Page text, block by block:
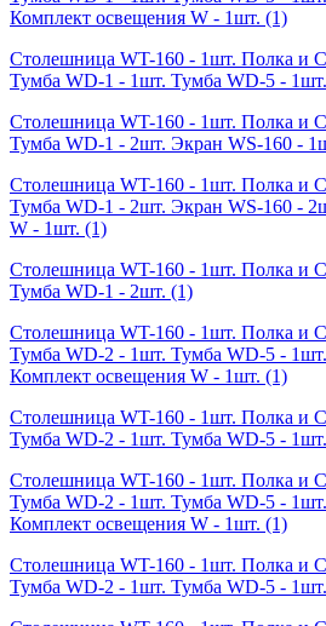
Комплект освещения W - 1шт. (1)
Столешница WT-160 - 1шт. Полка и
Тумба WD-1 - 1шт. Тумба WD-5 - 1шт.
Столешница WT-160 - 1шт. Полка и
Тумба WD-1 - 2шт. Экран WS-160 -
Столешница WT-160 - 1шт. Полка и
Тумба WD-1 - 2шт. Экран WS-160 -
W - 1шт. (1)
Столешница WT-160 - 1шт. Полка и
Тумба WD-1 - 2шт. (1)
Столешница WT-160 - 1шт. Полка и
Тумба WD-2 - 1шт. Тумба WD-5 -
Комплект освещения W - 1шт. (1)
Столешница WT-160 - 1шт. Полка и
Тумба WD-2 - 1шт. Тумба WD-5 -
Столешница WT-160 - 1шт. Полка и
Тумба WD-2 - 1шт. Тумба WD-5 -
Комплект освещения W - 1шт. (1)
Столешница WT-160 - 1шт. Полка и
Тумба WD-2 - 1шт. Тумба WD-5 - 1шт.